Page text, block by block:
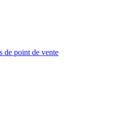
de point de vente